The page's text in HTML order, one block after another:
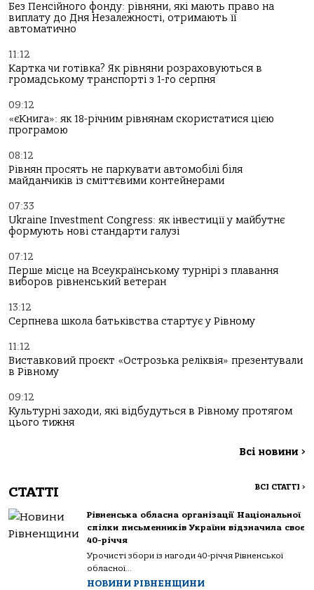
Без Пенсійного фонду: рівняни, які мають право на
виплату до Дня Незалежності, отримають її
автоматично
11:12
Картка чи готівка? Як рівняни розраховуються в
громадському транспорті з 1-го серпня
09:12
«єКнига»: як 18-річним рівнянам скористатися цією
програмою
08:12
Рівнян просять не паркувати автомобілі біля
майданчиків із сміттєвими контейнерами
07:33
Ukraine Investment Congress: як інвестиції у майбутнє
формують нові стандарти галузі
07:12
Перше місце на Всеукраїнському турнірі з плавання
виборов рівненський ветеран
13:12
Серпнева школа батьківства стартує у Рівному
11:12
Виставковий проєкт «Острозька реліквія» презентували
в Рівному
09:12
Культурні заходи, які відбудуться в Рівному протягом
цього тижня
Всі новини >
СТАТТІ ВСІ СТАТТІ >
Рівненська обласна організації Національної
спілки письменників України відзначила своє
40-річчя
Урочисті збори із нагоди 40-річчя Рівненської
обласної...
НОВИНИ РІВНЕНЩИНИ